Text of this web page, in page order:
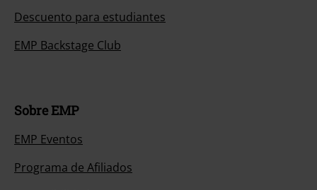
Descuento para estudiantes
EMP Backstage Club
Sobre EMP
EMP Eventos
Programa de Afiliados